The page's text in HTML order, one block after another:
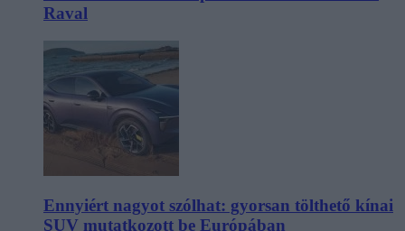
Raval
Ennyiért nagyot szólhat: gyorsan tölthető kínai
SUV mutatkozott be Európában